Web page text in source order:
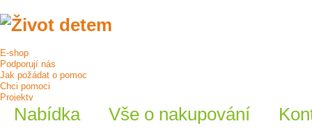
E-shop
Podporují nás
Jak požádat o pomoc
Chci pomoci
Projekty
O násNabídka Vše o nakupování